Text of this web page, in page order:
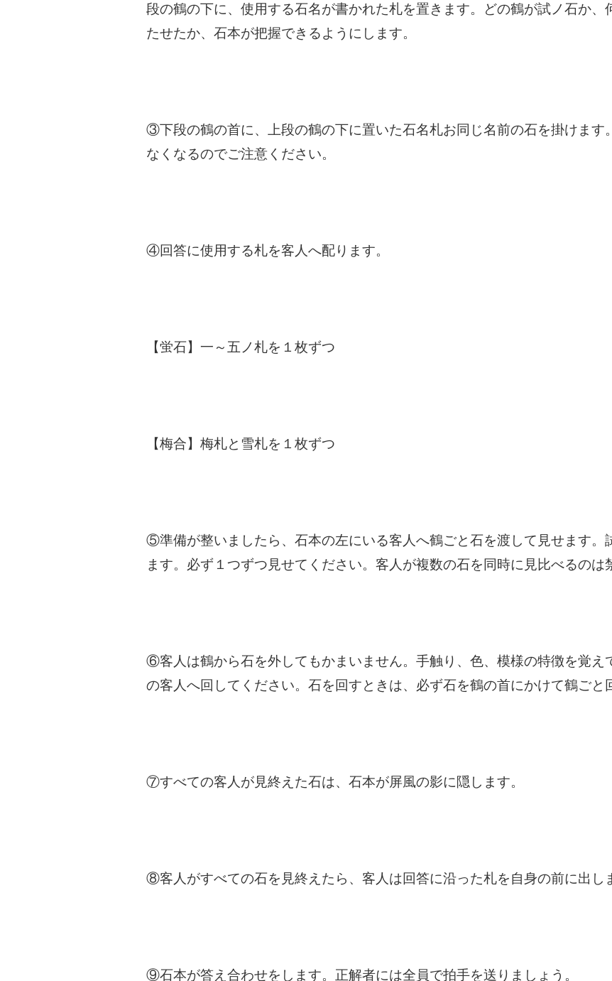
段の鶴の下に、使用する石名が書かれた札を置きます。どの鶴が試ノ石か
たせたか、石本が把握できるようにします。
③下段の鶴の首に、上段の鶴の下に置いた石名札お同じ名前の石を掛けます
なくなるのでご注意ください。
④回答に使用する札を客人へ配ります。
【蛍石】一～五ノ札を１枚ずつ
【梅合】梅札と雪札を１枚ずつ
⑤準備が整いましたら、石本の左にいる客人へ鶴ごと石を渡して見せます。
ます。必ず１つずつ見せてください。客人が複数の石を同時に見比べるのは
⑥客人は鶴から石を外してもかまいません。手触り、色、模様の特徴を覚え
の客人へ回してください。石を回すときは、必ず石を鶴の首にかけて鶴ごと
⑦すべての客人が見終えた石は、石本が屏風の影に隠します。
⑧客人がすべての石を見終えたら、客人は回答に沿った札を自身の前に出し
⑨石本が答え合わせをします。正解者には全員で拍手を送りましょう。